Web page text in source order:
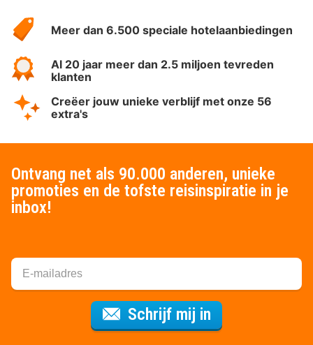
HotelSpecials
Meer dan 6.500 speciale hotelaanbiedingen
Al 20 jaar meer dan 2.5 miljoen tevreden
klanten
Creëer jouw unieke verblijf met onze 56
extra's
Ontvang net als 90.000 anderen, unieke
promoties en de tofste reisinspiratie in je
inbox!
Schrijf mij in